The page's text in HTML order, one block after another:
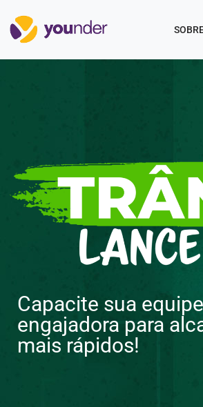
Capacite sua
engajadora para
mais rápidos!